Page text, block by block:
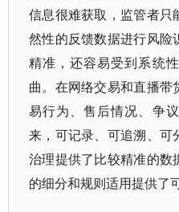
信息很难获取，监管者只
然性的反馈数据进行风险
精准，还容易受到系统
曲。在网络交易和直播带
易行为、售后情况、争
来，可记录、可追溯、可
治理提供了比较精准的数
的细分和规则适用提供了